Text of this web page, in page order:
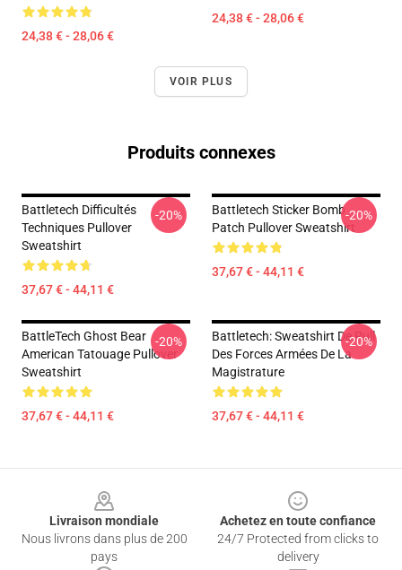
24,38 € - 28,06 €
24,38 € - 28,06 €
VOIR PLUS
Produits connexes
Battletech Difficultés
Techniques Pullover
Sweatshirt
37,67 € - 44,11 €
-20%
Battletech Sticker Bomb
Patch Pullover Sweatshirt
37,67 € - 44,11 €
-20%
BattleTech Ghost Bear
American Tatouage Pullover
Sweatshirt
37,67 € - 44,11 €
-20%
Battletech: Sweatshirt De Pull
Des Forces Armées De La
Magistrature
37,67 € - 44,11 €
-20%
Livraison mondiale
Nous livrons dans plus de 200
pays
Achetez en toute confiance
24/7 Protected from clicks to
delivery